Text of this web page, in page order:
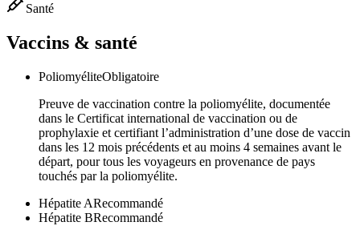
Santé
Vaccins & santé
PoliomyéliteObligatoire
Preuve de vaccination contre la poliomyélite, documentée
dans le Certificat international de vaccination ou de
prophylaxie et certifiant l’administration d’une dose de vaccin
dans les 12 mois précédents et au moins 4 semaines avant le
départ, pour tous les voyageurs en provenance de pays
touchés par la poliomyélite.
Hépatite ARecommandé
Hépatite BRecommandé